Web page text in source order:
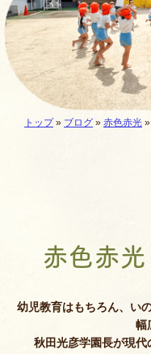
現在地:
トップ» ブログ » 赤色赤光
赤色赤
幼児教育はもちろん、い
幅
秋田光彦学園長が現代